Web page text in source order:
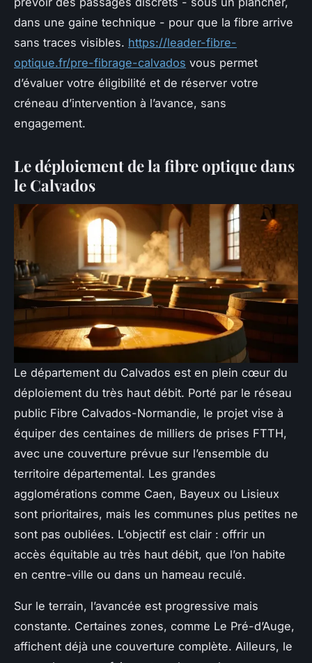
dans une gaine technique - pour que la fibre arrive
sans traces visibles. https://leader-fibre-
optique.fr/pre-fibrage-calvados vous permet
d’évaluer votre éligibilité et de réserver votre
créneau d’intervention à l’avance, sans
engagement.
Le déploiement de la fibre optique dans
le Calvados
Le département du Calvados est en plein cœur du
déploiement du très haut débit. Porté par le réseau
public Fibre Calvados-Normandie, le projet vise à
équiper des centaines de milliers de prises FTTH,
avec une couverture prévue sur l’ensemble du
territoire départemental. Les grandes
agglomérations comme Caen, Bayeux ou Lisieux
sont prioritaires, mais les communes plus petites ne
sont pas oubliées. L’objectif est clair : offrir un
accès équitable au très haut débit, que l’on habite
en centre-ville ou dans un hameau reculé.
Sur le terrain, l’avancée est progressive mais
constante. Certaines zones, comme Le Pré-d’Auge,
affichent déjà une couverture complète. Ailleurs, le